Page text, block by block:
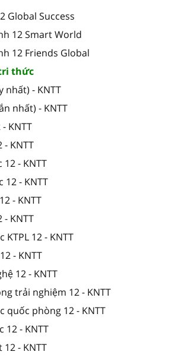
Global Success
12 Smart World
12 Friends Global
thức
nhất) - KNTT
nhất) - KNTT
KNTT
- KNTT
12 - KNTT
12 - KNTT
- KNTT
- KNTT
KTPL 12 - KNTT
- KNTT
12 - KNTT
trải nghiệm 12 - KNTT
quốc phòng 12 - KNTT
12 - KNTT
- KNTT